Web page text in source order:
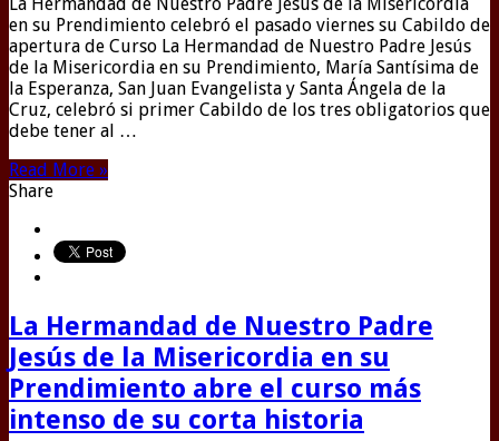
en su Prendimiento celebró el pasado viernes su Cabildo de
apertura de Curso La Hermandad de Nuestro Padre Jesús
de la Misericordia en su Prendimiento, María Santísima de
la Esperanza, San Juan Evangelista y Santa Ángela de la
Cruz, celebró si primer Cabildo de los tres obligatorios que
debe tener al …
Read More »
Share
La Hermandad de Nuestro Padre
Jesús de la Misericordia en su
Prendimiento abre el curso más
intenso de su corta historia